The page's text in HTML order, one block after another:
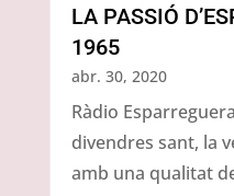
LA PASSIÓ
1965
abr. 30, 2020
Ràdio
divendres sant, la
amb una qualitat